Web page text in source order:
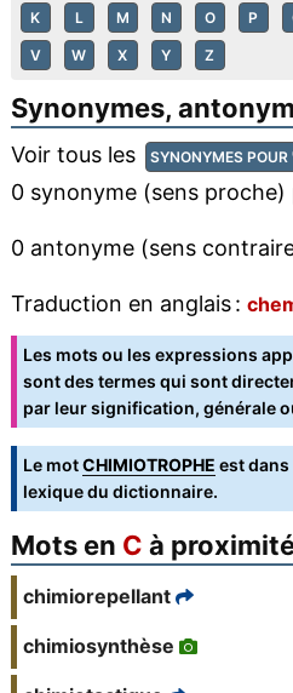
K L M N O P
V W X Y Z
Synonymes,
Voir tous les SYNONYMES
0 synonyme (sens proche)
0 antonyme (sens
Traduction en anglais :
Les mots ou les expressions
sont des termes qui sont
par leur signification, générale
Le motCHIMIOTROPHE est dans
lexique du dictionnaire.
Mots en C à
chimiorepellant
chimiosynthèse